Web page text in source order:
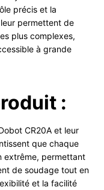
précis et la
permettent de
plus complexes,
à grande
:
CR20A et leur
que chaque
extrême, permettant
de soudage tout en
et la facilité